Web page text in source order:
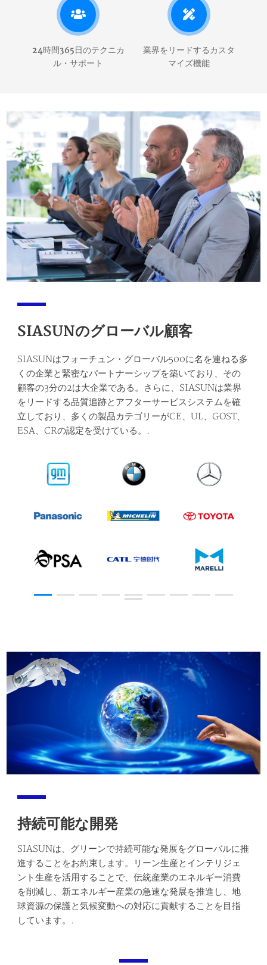
24時間365日のテクニカ
ル・サポート
業界をリードするカスタ
マイズ機能
SIASUNのグローバル顧客
SIASUNはフォーチュン・グローバル500に名を連ねる多
くの企業と緊密なパートナーシップを築いており、その
顧客の3分の2は大企業である。さらに、SIASUNは業界
をリードする品質追跡とアフターサービスシステムを確
立しており、多くの製品カテゴリーがCE、UL、GOST、
ESA、CRの認定を受けている。.
持続可能な開発
SIASUNは、グリーンで持続可能な発展をグローバルに推
進することをお約束します。リーン生産とインテリジェ
ント生産を活用することで、伝統産業のエネルギー消費
を削減し、新エネルギー産業の急速な発展を推進し、地
球資源の保護と気候変動への対応に貢献することを目指
しています。.